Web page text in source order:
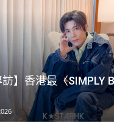
訪】香港最〈SIMPLY